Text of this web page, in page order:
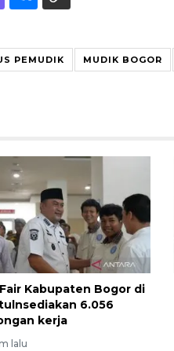
PEMUDIK MUDIK BOGOR
Kabupaten Bogor di
6.056
kerja
lalu